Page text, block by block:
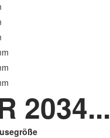
2034...